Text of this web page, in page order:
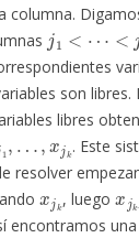
columna.
j1< ⋯<jk≤
son libres.
libres
1,…,xjk
. Este
resolver
xjk
, luego
xj
encontramos